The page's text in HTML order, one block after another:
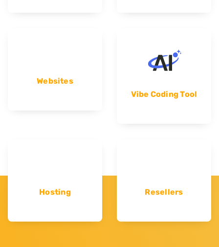
Websites
Vibe Coding Tool
Hosting Resellers